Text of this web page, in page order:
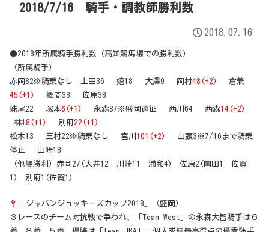
2018/7/16 騎手・調教師勝利数
2018.07.16
●2018年所属騎手勝利数（高知競馬場での勝利数）
（所属騎手）
赤岡82※騎乗なし 上田36 嬉18 大澤9 岡村48(+2)
倉兼
45(+1)
郷間38 佐原38
妹尾22 塚本6(+1) 永森87※盛岡遠征 西川64 西森14(+2)
林18(+1) 別府22(+1)
松木13 三村22※騎乗なし 宮川 101(+2)
山頭3※7/16まで騎乗
停止 山崎18
（他場勝利）赤岡27(大井12 川崎11 浦和4) 佐原2(園田1 佐賀
1) 別府1(佐賀1)
「ジャパンジョッキーズカップ2018」（盛岡）
３レースのチーム対抗戦で争われ、「Team West」の永森大智騎手は６